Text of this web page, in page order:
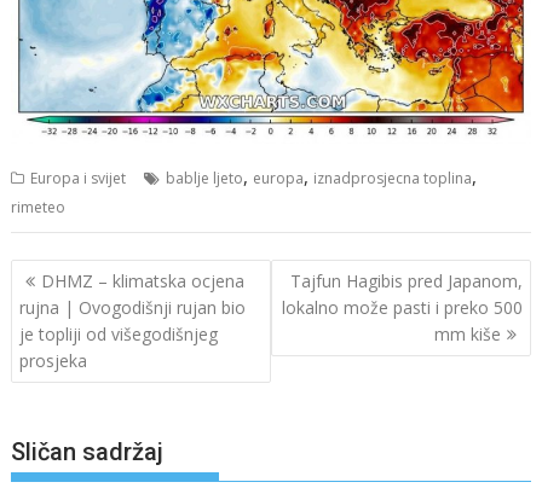
Europa i svijet bablje ljeto, europa, iznadprosjecna toplina,
rimeteo
Navigacija
objava
DHMZ – klimatska ocjena
rujna | Ovogodišnji rujan bio
je topliji od višegodišnjeg
prosjeka
Tajfun Hagibis pred Japanom,
lokalno može pasti i preko 500
mm kiše
Sličan sadržaj